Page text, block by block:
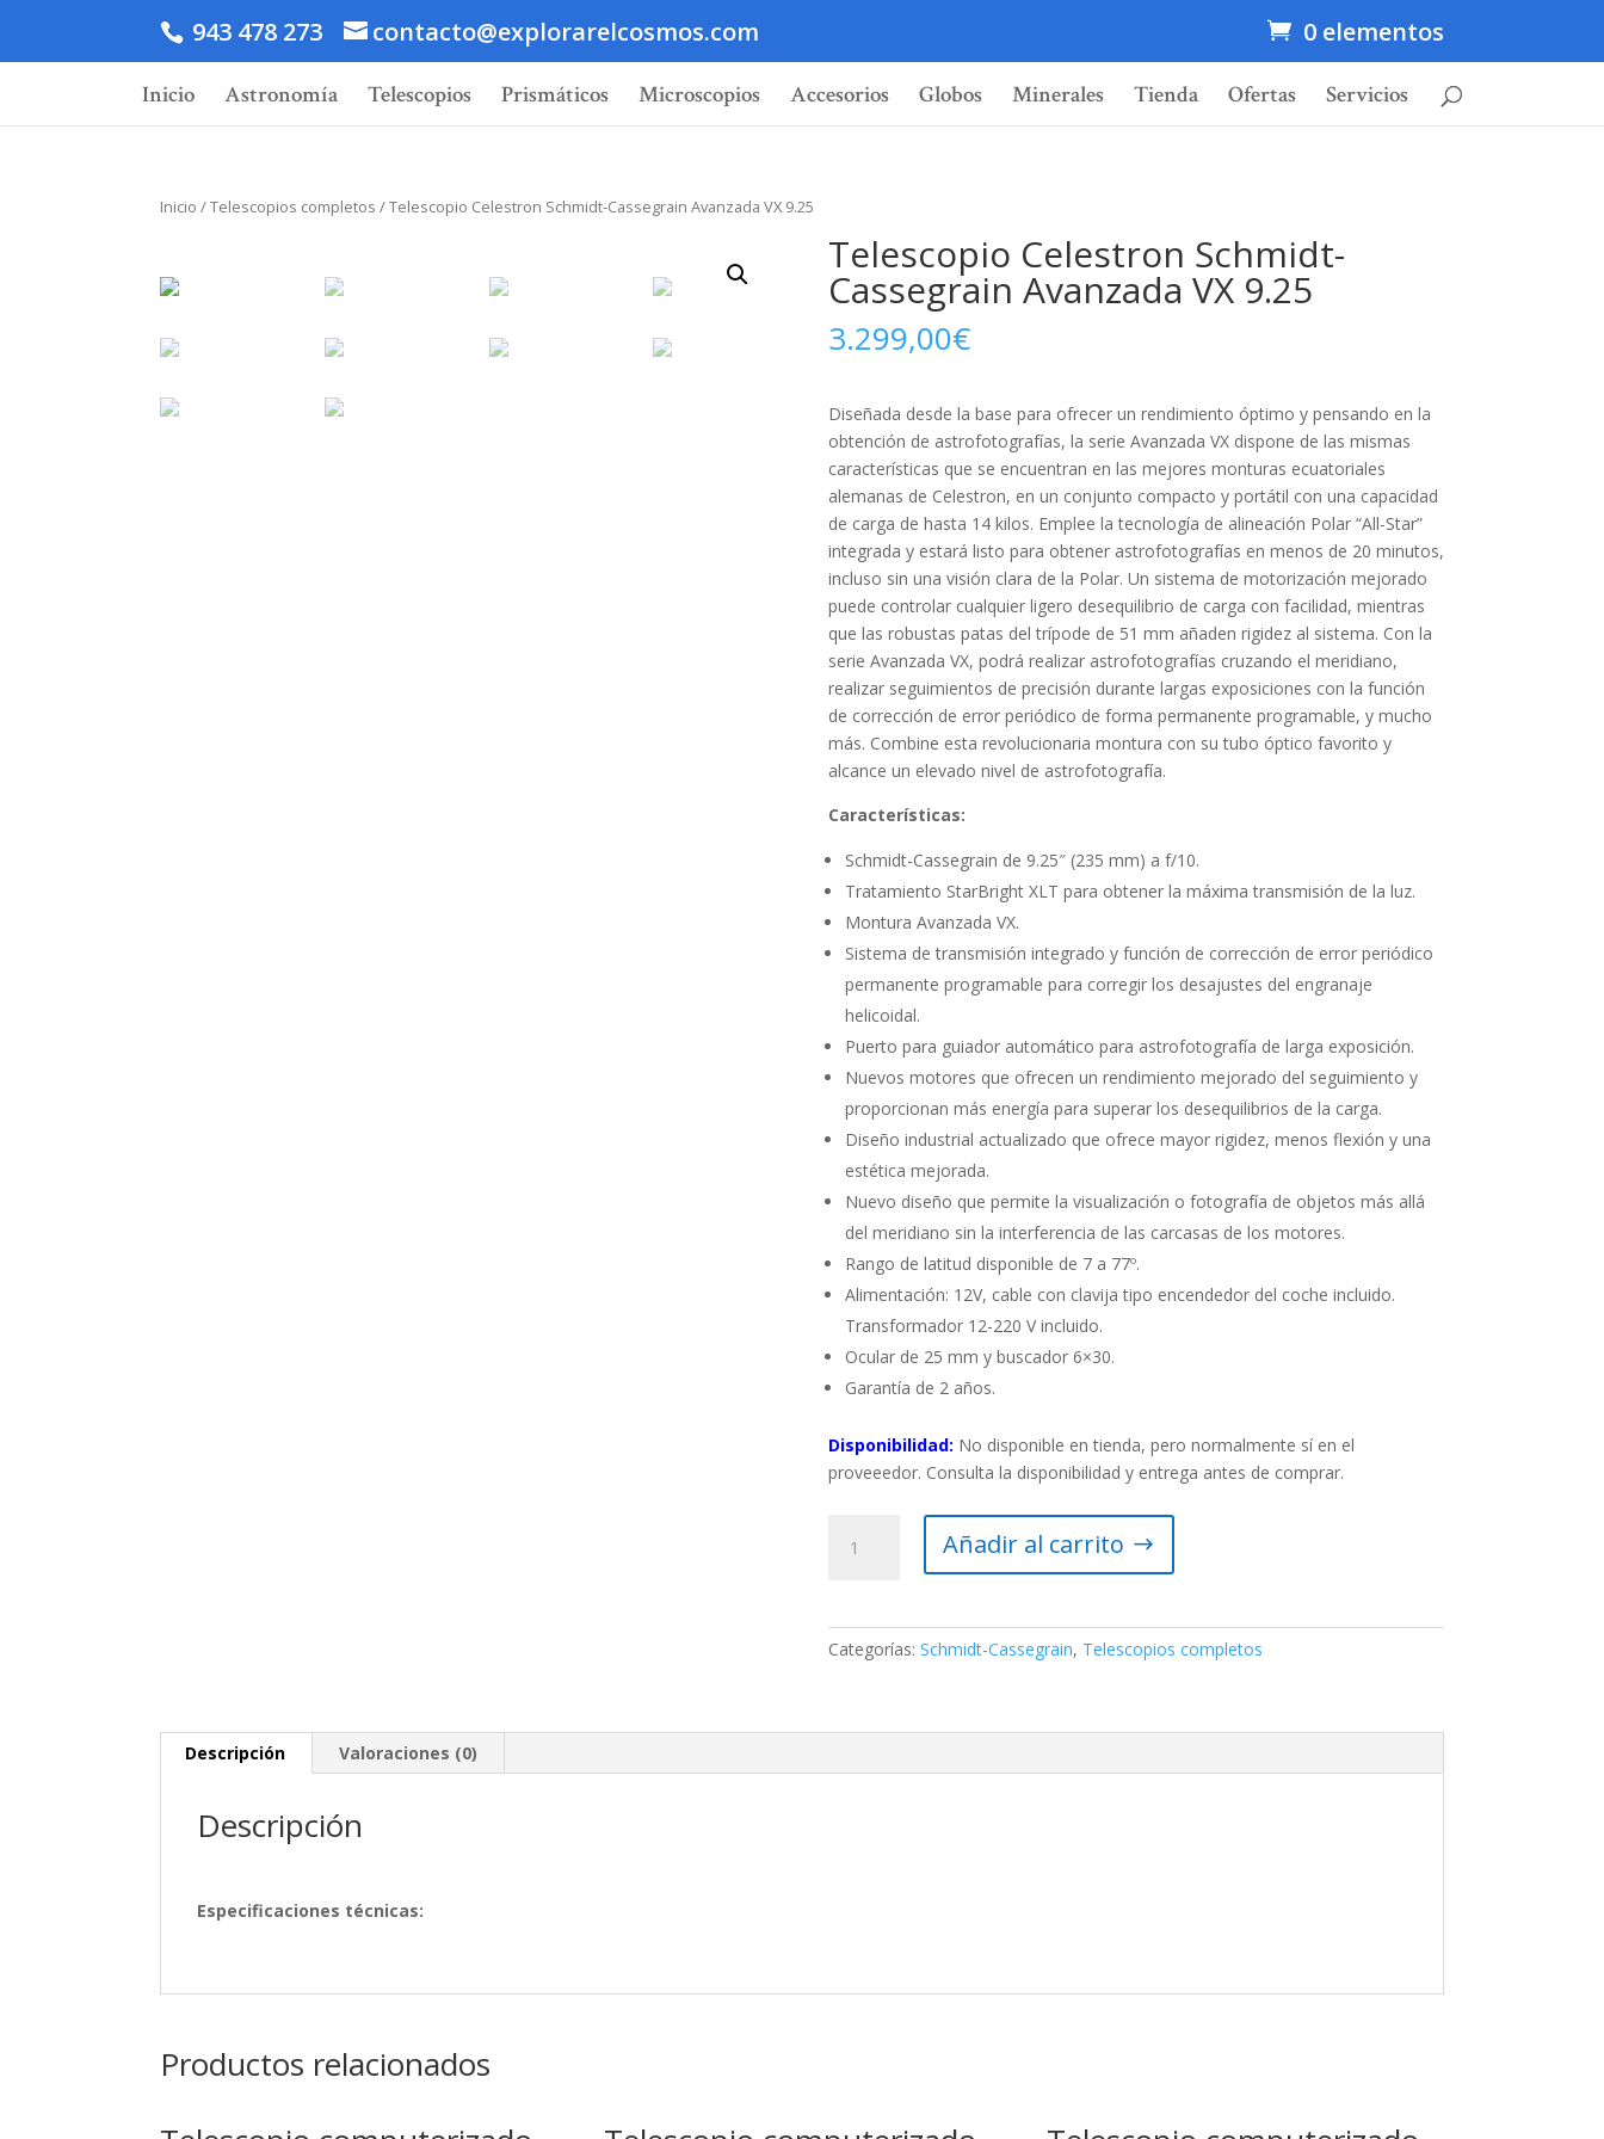
943 478 273 contacto@explorarelcosmos.com 0 elementos
Inicio Astronomía Telescopios Prismáticos Microscopios Accesorios Globos Minerales Tienda Ofertas Servicios
Inicio /Telescopios completos / Telescopio Celestron Schmidt-Cassegrain Avanzada VX 9.25
Telescopio Celestron Schmidt-
Cassegrain Avanzada VX 9.25
3.299,00€
Diseñada desde la base para ofrecer un rendimiento óptimo y pensando en la
obtención de astrofotografías, la serie Avanzada VX dispone de las mismas
características que se encuentran en las mejores monturas ecuatoriales
alemanas de Celestron, en un conjunto compacto y portátil con una capacidad
de carga de hasta 14 kilos. Emplee la tecnología de alineación Polar “All­-Star”
integrada y estará listo para obtener astrofotografías en menos de 20 minutos,
incluso sin una visión clara de la Polar. Un sistema de motorización mejo­rado
puede controlar cualquier ligero desequilibrio de carga con facilidad, mientras
que las robustas patas del trípode de 51 mm añaden rigidez al sistema. Con la
serie Avanzada VX, podrá reali­zar astrofotografías cruzando el meridiano,
realizar seguimientos de precisión durante largas exposiciones con la función
de co­rrección de error periódico de forma permanente programable, y mucho
más. Combine esta revolucionaria montura con su tubo óptico favorito y
alcance un elevado nivel de astrofotografía.
Características:
Schmidt-Cassegrain de 9.25″ (235 mm) a f/10.
Tratamiento StarBright XLT para obtener la máxima transmisión de la luz.
Montura Avanzada VX.
Sistema de transmisión integrado y función de corrección de error periódico
permanente programable para corregir los des­ajustes del engranaje
helicoidal.
Puerto para guiador automático para astrofotografía de larga exposición.
Nuevos motores que ofrecen un rendimiento mejorado del se­guimiento y
proporcionan más energía para superar los des­equilibrios de la carga.
Diseño industrial actualizado que ofrece mayor rigidez, menos flexión y una
estética mejorada.
Nuevo diseño que permite la visualización o fotografía de ob­jetos más allá
del meridiano sin la interferencia de las carcasas de los motores.
Rango de latitud disponible de 7 a 77º.
Alimentación: 12V, cable con clavija tipo encendedor del coche incluido.
Transformador 12-220 V incluido.
Ocular de 25 mm y buscador 6×30.
Garantía de 2 años.
Disponibilidad: No disponible en tienda, pero normalmente sí en el
proveeedor. Consulta la disponibilidad y entrega antes de comprar.
Celestron
Avanzada
Añadir al carrito
Categorías: Schmidt-Cassegrain, Telescopios completos
Descripción Valoraciones (0)
Descripción
Especificaciones técnicas:
Productos relacionados